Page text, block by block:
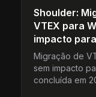
Shoulder:
VTEX para
impacto
Migração de
sem impacto
concluída em